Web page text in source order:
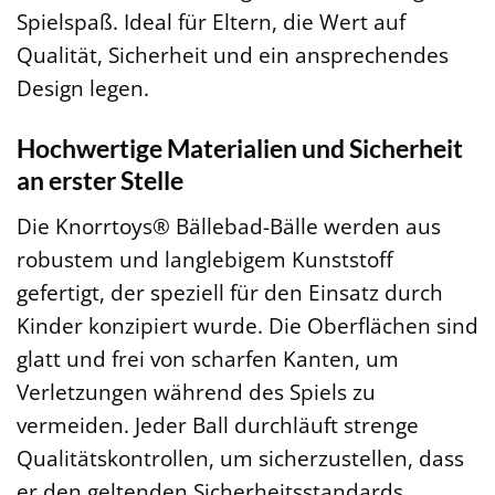
Spielspaß. Ideal für Eltern, die Wert auf
Qualität, Sicherheit und ein ansprechendes
Design legen.
Hochwertige Materialien und Sicherheit
an erster Stelle
Die Knorrtoys® Bällebad-Bälle werden aus
robustem und langlebigem Kunststoff
gefertigt, der speziell für den Einsatz durch
Kinder konzipiert wurde. Die Oberflächen sind
glatt und frei von scharfen Kanten, um
Verletzungen während des Spiels zu
vermeiden. Jeder Ball durchläuft strenge
Qualitätskontrollen, um sicherzustellen, dass